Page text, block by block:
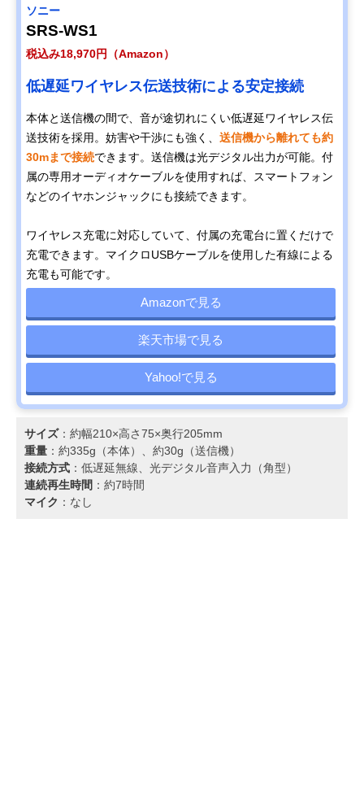
ソニー
SRS-WS1
税込み18,970円（Amazon）
低遅延ワイヤレス伝送技術による安定接続
本体と送信機の間で、音が途切れにくい低遅延ワイヤレス伝
送技術を採用。妨害や干渉にも強く、 送信機から離れても約
30mまで接続できます。送信機は光デジタル出力が可能。付
属の専用オーディオケーブルを使用すれば、スマートフォン
などのイヤホンジャックにも接続できます。
ワイヤレス充電に対応していて、付属の充電台に置くだけで
充電できます。マイクロUSBケーブルを使用した有線による
充電も可能です。
Amazonで見る
楽天市場で見る
Yahoo!で見る
サイズ：約幅210×高さ75×奥行205mm
重量 ：約335g（本体）、約30g（送信機）
接続方式 ：低遅延無線、光デジタル音声入力（角型）
連続再生時間 ：約7時間
マイク ：なし